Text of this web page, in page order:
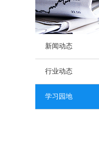
新闻动态
行业动态
学习园地